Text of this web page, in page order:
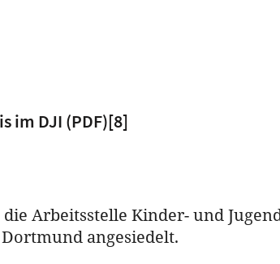
im DJI (PDF)[8]
Arbeitsstelle Kinder- und
angesiedelt.